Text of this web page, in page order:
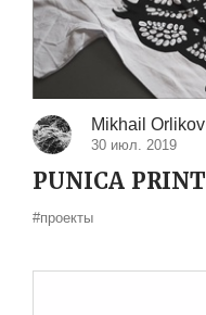
Mikhail Orlikov
30 июл. 2019
PUNICA PRINT
#проекты